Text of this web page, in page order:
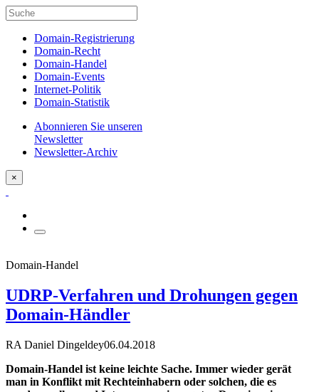
Domain-Registrierung
Domain-Recht
Domain-Handel
Domain-Events
Internet-Politik
Domain-Statistik
Abonnieren Sie unseren
Newsletter
Newsletter-Archiv
×
Domain-Handel
UDRP-Verfahren und Drohungen gegen
Domain-Händler
RA Daniel Dingeldey06.04.2018
Domain-Handel ist keine leichte Sache. Immer wieder gerät
man in Konflikt mit Rechteinhabern oder solchen, die es